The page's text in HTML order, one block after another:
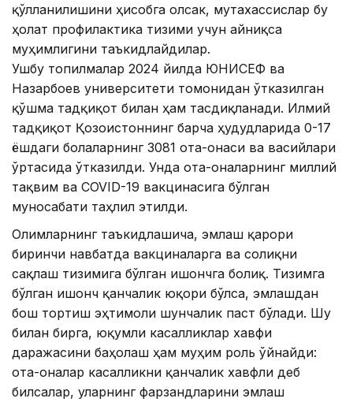
қўлланилишини ҳисобга олсак, мутахассислар бу
ҳолат профилактика тизими учун айниқса
муҳимлигини таъкидлайдилар.
Ушбу топилмалар 2024 йилда ЮНИCЕФ ва
Назарбоев университети томонидан ўтказилган
қўшма тадқиқот билан ҳам тасдиқланади. Илмий
тадқиқот Қозоғистоннинг барча ҳудудларида 0-17
ёшдаги болаларнинг 3081 ота-онаси ва васийлари
ўртасида ўтказилди. Унда ота-оналарнинг миллий
тақвим ва COVID-19 вакцинасига бўлган
муносабати таҳлил этилди.
Олимларнинг таъкидлашича, эмлаш қарори
биринчи навбатда вакциналарга ва соғлиқни
сақлаш тизимига бўлган ишончга боғлиқ. Тизимга
бўлган ишонч қанчалик юқори бўлса, эмлашдан
бош тортиш эҳтимоли шунчалик паст бўлади. Шу
билан бирга, юқумли касалликлар хавфи
даражасини баҳолаш ҳам муҳим роль ўйнайди:
ота-оналар касалликни қанчалик хавфли деб
билсалар, уларнинг фарзандларини эмлаш